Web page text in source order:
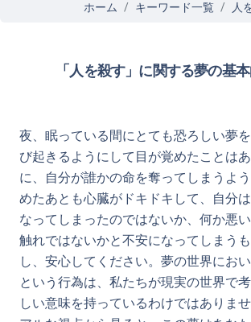
ホーム キーワード一覧 人
「人を殺す」に関する夢の基
夜、眠っている間にとても恐ろしい夢
び起きるようにして目が覚めたことは
に、自分が誰かの命を奪ってしまうよ
めたあとも心臓がドキドキして、自分
なってしまったのではないか、何か悪
触れではないかと不安になってしまう
し、安心してください。夢の世界におい
という行為は、私たちが現実の世界で
しい意味を持っているわけではありま